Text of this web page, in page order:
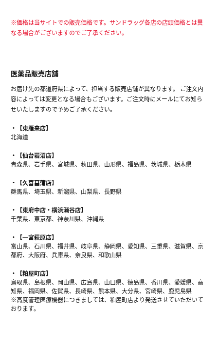
※価格は当サイトでの販売価格です。サンドラッグ各店の店頭価格とは異
なる場合がございますのでご了承ください。
医薬品販売店舗
お届け先の都道府県によって、担当する販売店舗が異なります。 ご注文内
容によっては変更となる場合もございます。ご注文時にメールにてお知ら
せいたしますので予めご了承ください。
【東雁来店】
北海道
【仙台岩沼店】
青森県、岩手県、宮城県、秋田県、山形県、福島県、茨城県、栃木県
【久喜菖蒲店】
群馬県、埼玉県、新潟県、山梨県、長野県
【東府中店・横浜瀬谷店】
千葉県、東京都、神奈川県、沖縄県
【一宮萩原店】
富山県、石川県、福井県、岐阜県、静岡県、愛知県、三重県、滋賀県、京
都府、大阪府、兵庫県、奈良県、和歌山県
【粕屋町店】
鳥取県、島根県、岡山県、広島県、山口県、徳島県、香川県、愛媛県、高
知県、福岡県、佐賀県、長崎県、熊本県、大分県、宮崎県、鹿児島県
※高度管理医療機器につきましては、粕屋町店より発送させていただいて
おります。